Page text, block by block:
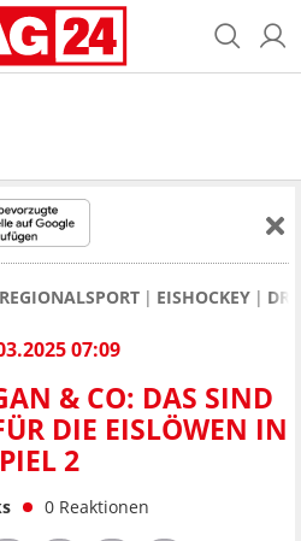
EISHOCKEY
07:09
& CO: DAS SIND
DIE EISLÖWEN IN
2
0 Reaktionen